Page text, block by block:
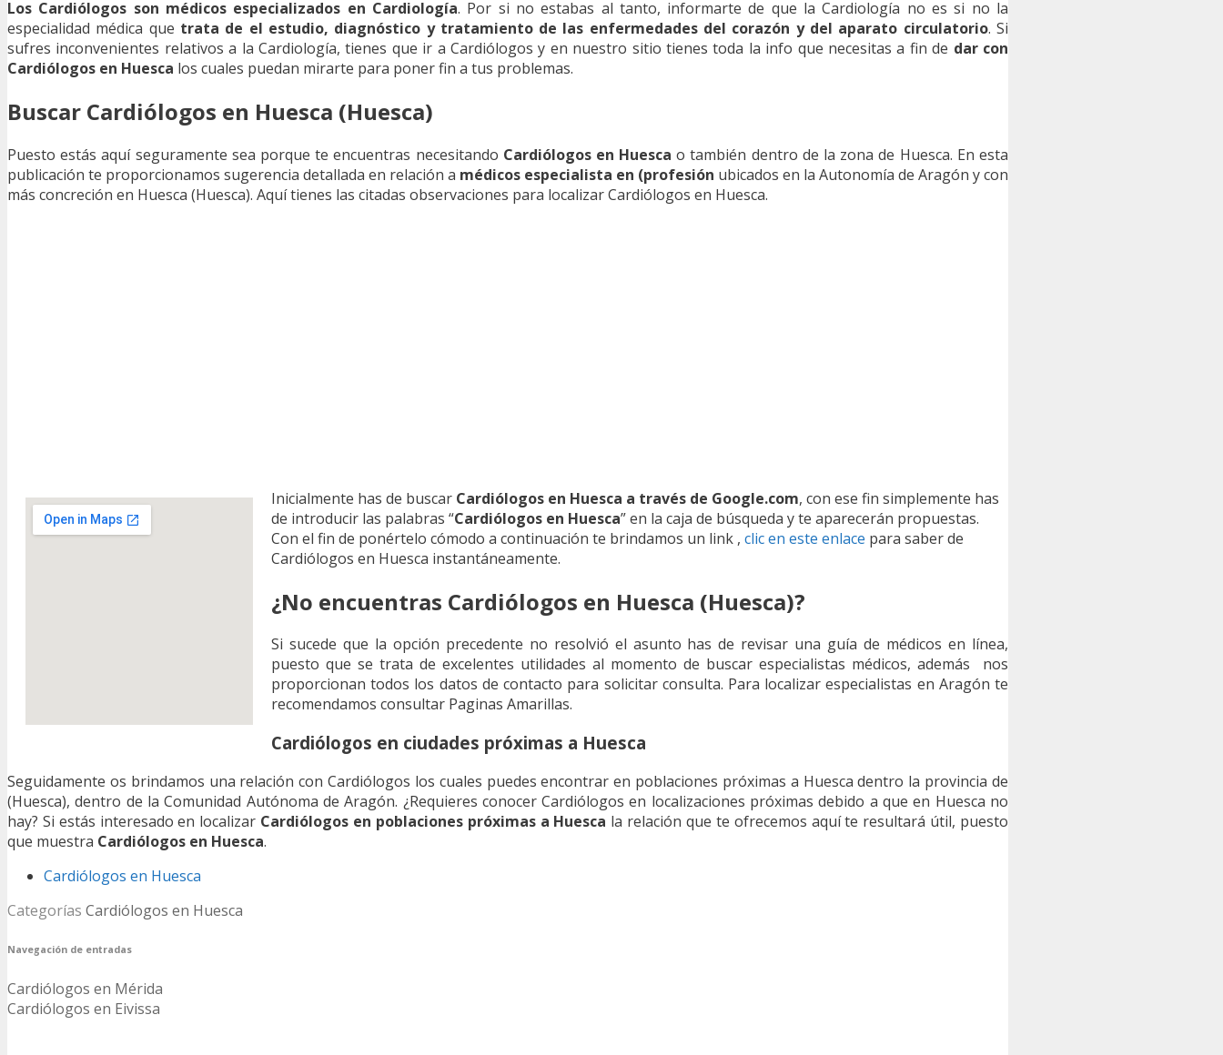
Los Cardiólogos son médicos especializados en Cardiología. Por si no estabas al tanto, informarte de que la Cardiología no es si no la
especialidad médica que trata de el estudio, diagnóstico y tratamiento de las enfermedades del corazón y del aparato circulatorio. Si
sufres inconvenientes relativos a la Cardiología, tienes que ir a Cardiólogos y en nuestro sitio tienes toda la info que necesitas a fin de dar con
Cardiólogos en Huesca los cuales puedan mirarte para poner fin a tus problemas.
Buscar Cardiólogos en Huesca (Huesca)
Puesto estás aquí seguramente sea porque te encuentras necesitando Cardiólogos en Huesca o también dentro de la zona de Huesca. En esta
publicación te proporcionamos sugerencia detallada en relación a médicos especialista en (profesión ubicados en la Autonomía de Aragón y con
más concreción en Huesca (Huesca). Aquí tienes las citadas observaciones para localizar Cardiólogos en Huesca.
Inicialmente has de buscar Cardiólogos en Huesca a través de Google.com, con ese fin simplemente has
de introducir las palabras “Cardiólogos en Huesca” en la caja de búsqueda y te aparecerán propuestas.
Con el fin de ponértelo cómodo a continuación te brindamos un link , clic en este enlace para saber de
Cardiólogos en Huesca instantáneamente.
¿No encuentras Cardiólogos en Huesca (Huesca)?
Si sucede que la opción precedente no resolvió el asunto has de revisar una guía de médicos en línea,
puesto que se trata de excelentes utilidades al momento de buscar especialistas médicos, además nos
proporcionan todos los datos de contacto para solicitar consulta. Para localizar especialistas en Aragón te
recomendamos consultar Paginas Amarillas.
Cardiólogos en ciudades próximas a Huesca
Seguidamente os brindamos una relación con Cardiólogos los cuales puedes encontrar en poblaciones próximas a Huesca dentro la provincia de
(Huesca), dentro de la Comunidad Autónoma de Aragón. ¿Requieres conocer Cardiólogos en localizaciones próximas debido a que en Huesca no
hay? Si estás interesado en localizar Cardiólogos en poblaciones próximas a Huesca la relación que te ofrecemos aquí te resultará útil, puesto
que muestra Cardiólogos en Huesca.
Cardiólogos en Huesca
Categorías Cardiólogos en Huesca
Navegación de entradas
Cardiólogos en Mérida
Cardiólogos en Eivissa